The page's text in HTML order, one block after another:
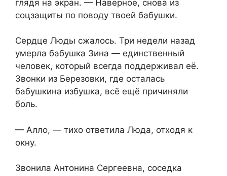
глядя на экран. — Наверное, снова из
соцзащиты по поводу твоей бабушки.
Сердце Люды сжалось. Три недели назад
умерла бабушка Зина — единственный
человек, который всегда поддерживал её.
Звонки из Березовки, где осталась
бабушкина избушка, всё ещё причиняли
боль.
— Алло, — тихо ответила Люда, отходя к
окну.
Звонила Антонина Сергеевна, соседка